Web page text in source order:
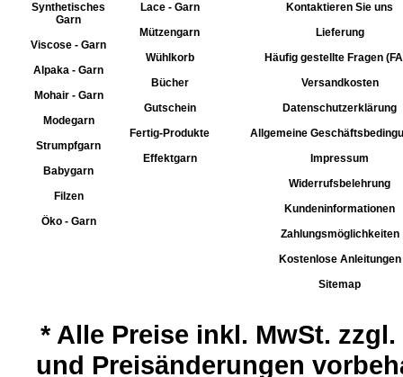
Synthetisches
Garn
Viscose - Garn
Alpaka - Garn
Mohair - Garn
Modegarn
Strumpfgarn
Babygarn
Filzen
Öko - Garn
Lace - Garn
Mützengarn
Wühlkorb
Bücher
Gutschein
Fertig-Produkte
Effektgarn
Kontaktieren Sie uns
Lieferung
Häufig gestellte Fragen
Versandkosten
Datenschutzerklärung
Allgemeine
Impressum
Widerrufsbelehrung
Kundeninformationen
Zahlungsmöglichkeiten
Kostenlose Anleitungen
Sitemap
*Alle Preise inkl. MwSt.
und Preisänderungen